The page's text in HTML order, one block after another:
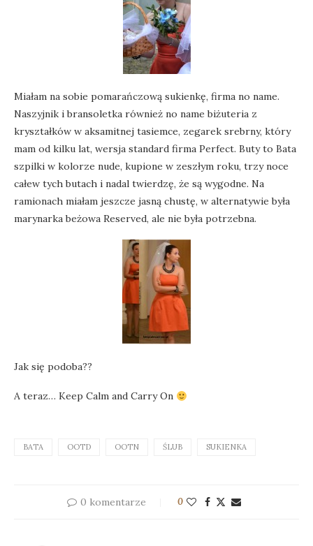
Miałam na sobie pomarańczową sukienkę, firma no name.
Naszyjnik i bransoletka również no name biżuteria z
kryształków w aksamitnej tasiemce, zegarek srebrny, który
mam od kilku lat, wersja standard firma Perfect. Buty to Bata
szpilki w kolorze nude, kupione w zeszłym roku, trzy noce
całew tych butach i nadal twierdzę, że są wygodne. Na
ramionach miałam jeszcze jasną chustę, w alternatywie była
marynarka beżowa Reserved, ale nie była potrzebna.
Jak się podoba??
A teraz… Keep Calm and Carry On
BATA OOTD OOTN ŚLUB SUKIENKA
0 komentarze 0